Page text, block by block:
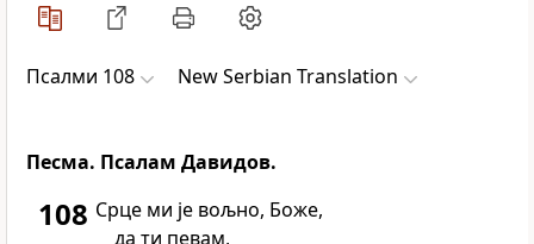
Псалми 108 New Serbian Translation
Песма. Псалам Давидов.
108 Срце ми је вољно, Боже,
да ти певам,